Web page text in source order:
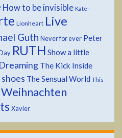
How to be invisible Kate-
Lionheart Live
Guth Never for ever Peter
RUTH Show a little
The Kick Inside
The Sensual World This
Weihnachten
Xavier